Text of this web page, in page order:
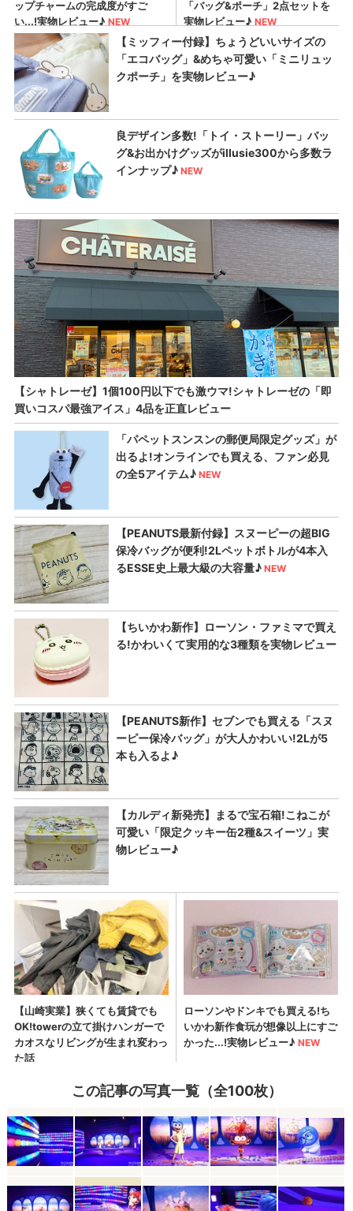
この記事の写真一覧（全100枚）